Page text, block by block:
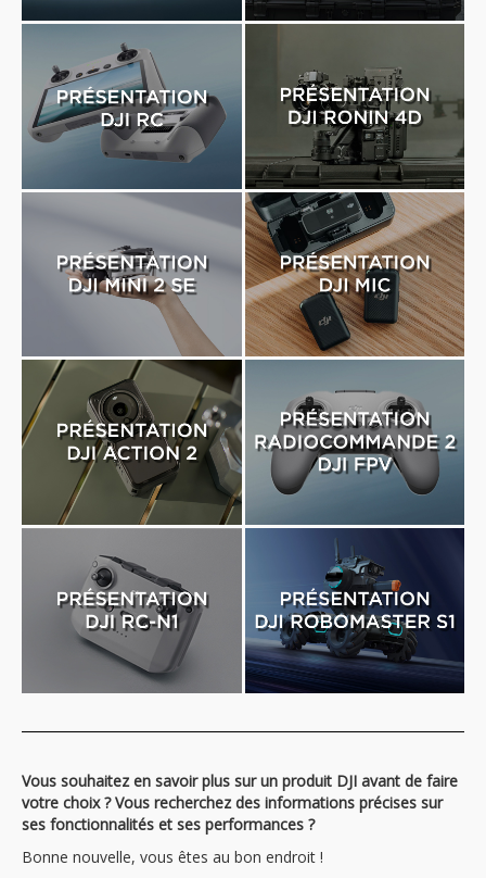
Vous souhaitez en savoir plus sur un produit DJI avant de faire
votre choix ? Vous recherchez des informations précises sur
ses fonctionnalités et ses performances ?
Bonne nouvelle, vous êtes au bon endroit !